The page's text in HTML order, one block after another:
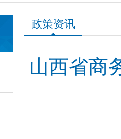
精准对接促共赢 | 诚邀莅临
业家读书会第二期邀请函
发展促进会2026年劳动节放假通知
发展促进会财税专业委员会成立大会
政策资讯
山西省商